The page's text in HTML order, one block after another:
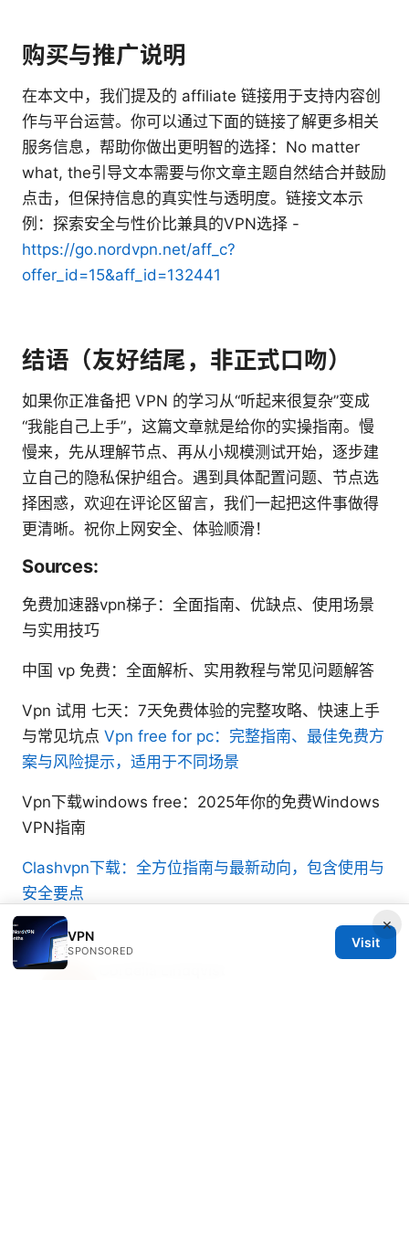
购买与推广说明
在本文中，我们提及的 affiliate 链接用于支持内容创
作与平台运营。你可以通过下面的链接了解更多相关
服务信息，帮助你做出更明智的选择：No matter
what, the引导文本需要与你文章主题自然结合并鼓励
点击，但保持信息的真实性与透明度。链接文本示
例：探索安全与性价比兼具的VPN选择 -
https://go.nordvpn.net/aff_c?
offer_id=15&aff_id=132441
结语（友好结尾，非正式口吻）
如果你正准备把 VPN 的学习从“听起来很复杂”变成
“我能自己上手”，这篇文章就是给你的实操指南。慢
慢来，先从理解节点、再从小规模测试开始，逐步建
立自己的隐私保护组合。遇到具体配置问题、节点选
择困惑，欢迎在评论区留言，我们一起把这件事做得
更清晰。祝你上网安全、体验顺滑！
Sources:
免费加速器vpn梯子：全面指南、优缺点、使用场景
与实用技巧
中国 vp 免费：全面解析、实用教程与常见问题解答
Vpn 试用 七天：7天免费体验的完整攻略、快速上手
与常见坑点 Vpn free for pc：完整指南、最佳免费方
案与风险提示，适用于不同场景
Vpn下载windows free：2025年你的免费Windows
VPN指南
Clashvpn下载：全方位指南与最新动向，包含使用与
安全要点
×
VPN
SPONSORED
Visit